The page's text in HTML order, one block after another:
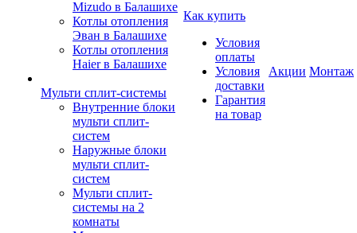
Mizudo в Балашихе
Котлы отопления
Эван в Балашихе
Котлы отопления
Haier в Балашихе
Мульти сплит-системы
Внутренние блоки
мульти сплит-
систем
Наружные блоки
мульти сплит-
систем
Мульти сплит-
системы на 2
комнаты
Как купить
Условия
оплаты
Условия
доставки
Гарантия
на товар
Акции Монтаж